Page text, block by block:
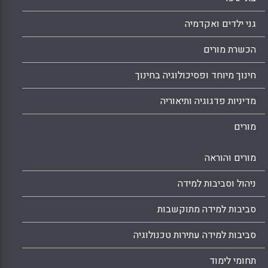
גני ילדים ואקדמיה
הכשרת מורים
חינוך מיוחד ופסיכולוגיה בחינוך
מדיניות פדגוגיה ותיאוריה
מורים
מורים והוראה
ניהול וסביבות למידה
סביבות למידה מתוקשבות
סביבות למידה עתירות טכנולוגיה
תחומי לימוד